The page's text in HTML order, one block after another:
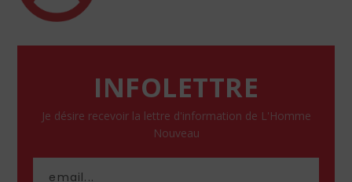
INFOLETTRE
Je désire recevoir la lettre d'information de L'Homme
Nouveau